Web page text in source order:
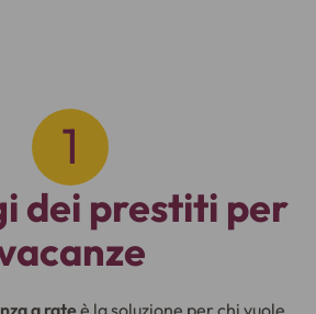
dei prestiti per
a rateè la soluzione per chi vuole